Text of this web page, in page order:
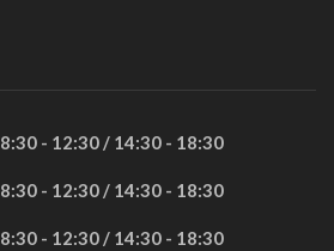
8:30 - 12:30 / 14:30 - 18:30
8:30 - 12:30 / 14:30 - 18:30
8:30 - 12:30 / 14:30 - 18:30